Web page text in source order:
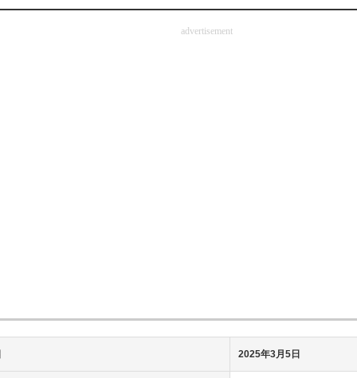
advertisement
2025年3月5日